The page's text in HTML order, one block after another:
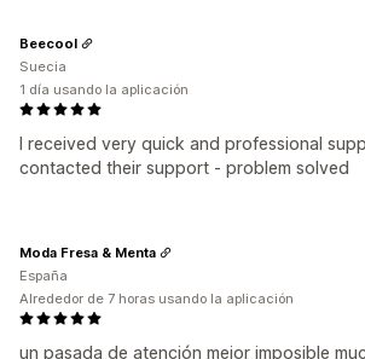
I received very quick and professional
contacted their support - problem solved
Beecool
Suecia
1 día usando la aplicación
un pasada de atención mejor imposible
Moda Fresa & Menta
España
Alrededor de 7 horas usando la aplicación